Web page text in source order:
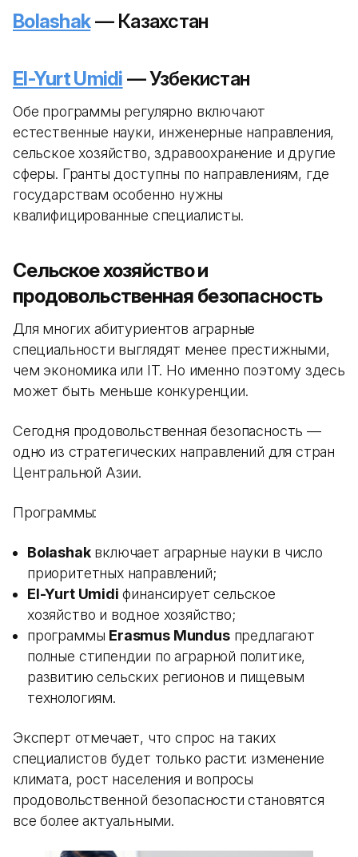
Bolashak— Казахстан
El-Yurt Umidi — Узбекистан
Обе программы регулярно включают
естественные науки, инженерные направления,
сельское хозяйство, здравоохранение и другие
сферы. Гранты доступны по направлениям, где
государствам особенно нужны
квалифицированные специалисты.
Сельское хозяйство и
продовольственная безопасность
Для многих абитуриентов аграрные
специальности выглядят менее престижными,
чем экономика или IT. Но именно поэтому здесь
может быть меньше конкуренции.
Сегодня продовольственная безопасность —
одно из стратегических направлений для стран
Центральной Азии.
Программы:
Bolashakвключает аграрные науки в число
приоритетных направлений;
El-Yurt Umidi финансирует сельское
хозяйство и водное хозяйство;
программы Erasmus Mundusпредлагают
полные стипендии по аграрной политике,
развитию сельских регионов и пищевым
технологиям.
Эксперт отмечает, что спрос на таких
специалистов будет только расти: изменение
климата, рост населения и вопросы
продовольственной безопасности становятся
все более актуальными.